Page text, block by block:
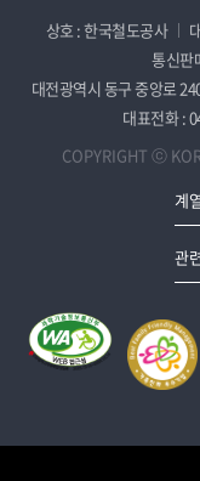
상호 : 한국철도공사
통신판
대전광역시 동구 중앙로
대표전화 :
COPYRIGHT ⓒ
계
관